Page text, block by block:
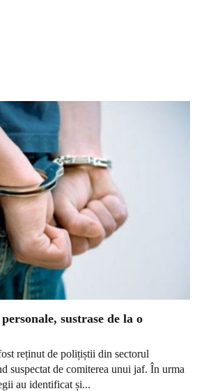
sustrase de la o
reținut de polițiștii din sectorul
suspectat de comiterea unui jaf. În urma
au identificat și...